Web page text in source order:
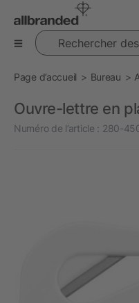
Rechercher des objets
Page d’accueil Bureau
Ouvre-lettre en
Numéro de l’article : 280-